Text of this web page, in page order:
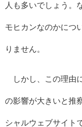
人も多いでしょう。
モヒカンなのかにつ
りません。
しかし、この理由
の影響が大きいと推
シャルウェブサイト